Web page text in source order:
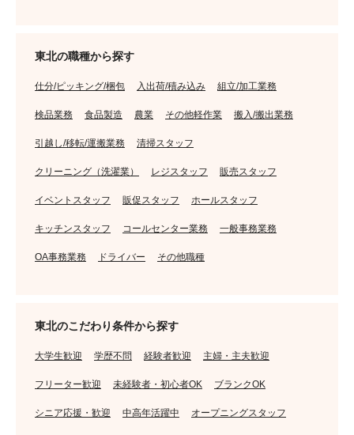
東北の職種から探す
仕分/ピッキング/梱包 入出荷/積み込み 組立/加工業務
検品業務 食品製造 農業 その他軽作業 搬入/搬出業務
引越し/移転/運搬業務 清掃スタッフ
クリーニング（洗濯業） レジスタッフ 販売スタッフ
イベントスタッフ 販促スタッフ ホールスタッフ
キッチンスタッフ コールセンター業務 一般事務業務
OA事務業務 ドライバー その他職種
東北のこだわり条件から探す
大学生歓迎 学歴不問 経験者歓迎 主婦・主夫歓迎
フリーター歓迎 未経験者・初心者OK ブランクOK
シニア応援・歓迎 中高年活躍中 オープニングスタッフ